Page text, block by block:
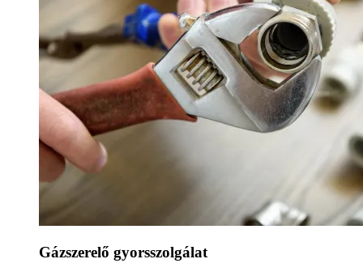
Gázszerelő gyorsszolgálat